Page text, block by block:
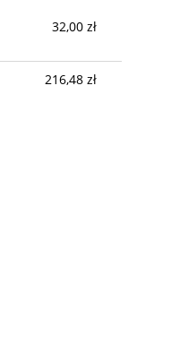
32,00 zł
216,48 zł